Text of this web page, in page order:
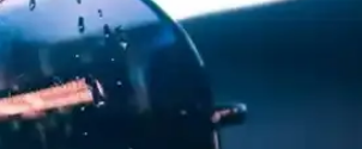
ve kaliteli kumaşıyla yaz sezonunun